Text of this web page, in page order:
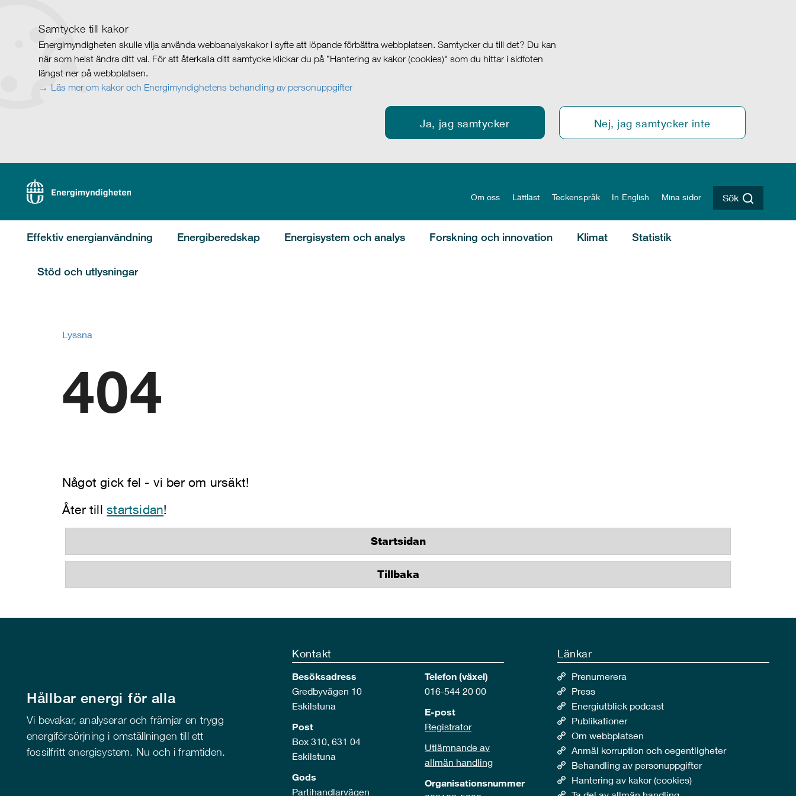
Samtycke till kakor
Energimyndigheten skulle vilja använda webbanalyskakor i syfte att löpande förbättra webbplatsen. Samtycker du till det? Du kan
när som helst ändra ditt val. För att återkalla ditt samtycke klickar du på ”Hantering av kakor (cookies)" som du hittar i sidfoten
längst ner på webbplatsen.
Läs mer om kakor och Energimyndighetens behandling av personuppgifter
Ja, jag samtycker Nej, jag samtycker inte
Om oss Lättläst Teckenspråk In English Mina sidor Sök
Effektiv energianvändning Energiberedskap Energisystem och analys Forskning och innovation Klimat Statistik
Stöd och utlysningar
Lyssna
404
Något gick fel - vi ber om ursäkt!
Åter tillstartsidan!
Startsidan
Tillbaka
Hållbar energi för alla
Vi bevakar, analyserar och främjar en trygg
energiförsörjning i omställningen till ett
fossilfritt energisystem. Nu och i framtiden.
Kontakt
Besöksadress
Gredbyvägen 10
Eskilstuna
Post
Box 310, 631 04
Eskilstuna
Gods
Partihandlarvägen
Telefon (växel)
016-544 20 00
E-post
Registrator
Utlämnande av
allmän handling
Organisationsnummer
Länkar
Prenumerera
Press
Energiutblick podcast
Publikationer
Om webbplatsen
Anmäl korruption och oegentligheter
Behandling av personuppgifter
Hantering av kakor (cookies)